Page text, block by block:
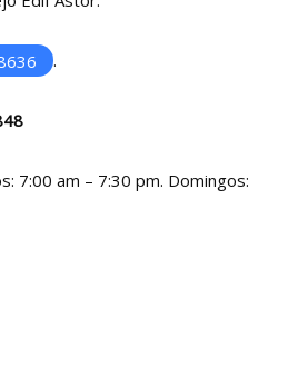
.
7:00 am – 7:30 pm. Domingos: